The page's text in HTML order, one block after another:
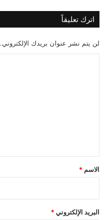
اترك تعليقاً
لن يتم نشر عنوان بريدك الإلكتروني.
*
الاسم *
البريد الإلكتروني *